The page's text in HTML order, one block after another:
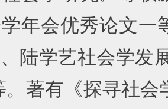
年会优秀论文一
陆学艺社会学发
。著有《探寻社